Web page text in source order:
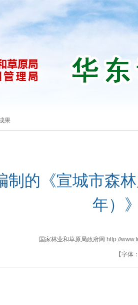
果
制的《宣城市森
年）
国家林业和草原局政府网 http://
【字体